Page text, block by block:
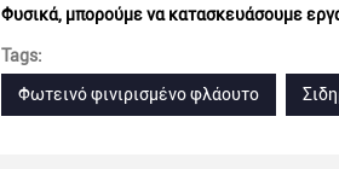
Φυσικά, μπορούμε να κατασκευάσουμε
Tags:
Φωτεινό φινιρισμένο φλάουτο